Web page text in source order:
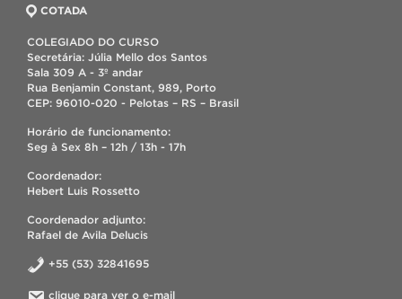
COTADA
COLEGIADO DO CURSO
Secretária: Júlia Mello dos Santos
Sala 309 A - 3º andar
Rua Benjamin Constant, 989, Porto
CEP: 96010-020 - Pelotas – RS – Brasil
Horário de funcionamento:
Seg à Sex 8h – 12h / 13h - 17h
Coordenador:
Hebert Luis Rossetto
Coordenador adjunto:
Rafael de Avila Delucis
+55 (53) 32841695
clique para ver o e-mail